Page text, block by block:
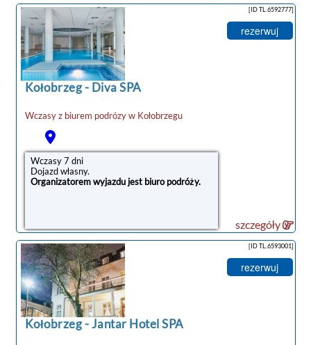
Kołobrzeg- Diva SPA
Wczasy z biurem podrózy w Kołobrzegu
Wczasy 7 dni
Dojazd własny.
Organizatorem wyjazdu jest biuro podróży.
[ID TL.6592777]
rezerwuj
szczegóły
Kołobrzeg-Jantar Hotel SPA
[ID TL.6593001]
rezerwuj